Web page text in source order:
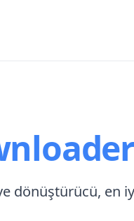
dönüştürücü, en